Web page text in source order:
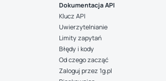
Dokumentacja API
Klucz API
Uwierzytelnianie
Limity zapytań
Błędy i kody
Od czego zacząć
Zaloguj przez 1g.pl